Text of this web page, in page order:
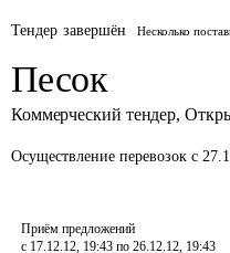
Тендер завершён Несколько
Песок
Коммерческий тендер,
Осуществление перевозок с
Приём предложений
с 17.12.12, 19:43 по 26.12.12, 19:43